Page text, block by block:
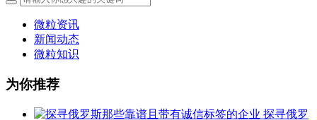
微粒资讯
新闻动态
微粒知识
为你推荐
探寻俄罗